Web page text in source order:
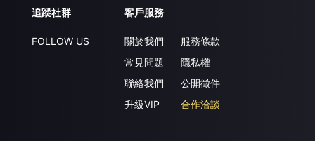
追蹤社群
FOLLOW US
客戶服務
關於我們
常見問題
聯絡我們
升級VIP
服務條款
隱私權
公開徵件
合作洽談